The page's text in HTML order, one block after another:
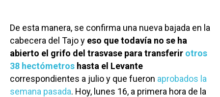
De esta manera, se confirma una nueva bajada en la
cabecera del Tajo y eso que todavía no se ha
abierto el grifo del trasvase para transferir otros
38 hectómetros hasta el Levante
correspondientes a julio y que fueron aprobados la
semana pasada. Hoy, lunes 16, a primera hora de la